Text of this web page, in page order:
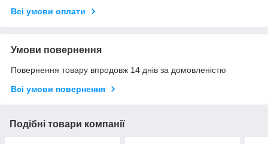
Всі умови оплати
Умови повернення
Повернення товару впродовж 14 днів за домовленістю
Всі умови повернення
Подібні товари компанії